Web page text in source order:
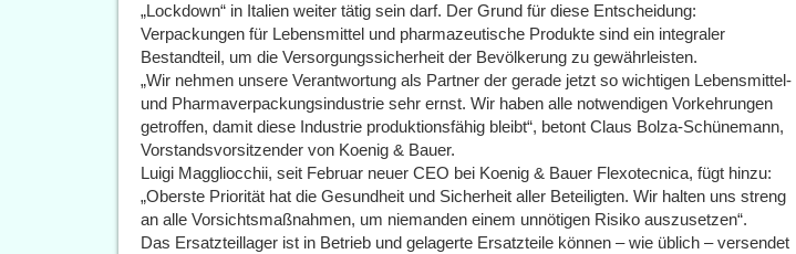
„Lockdown“ in Italien weiter tätig sein darf. Der Grund für diese Entscheidung:
Verpackungen für Lebensmittel und pharmazeutische Produkte sind ein integraler
Bestandteil, um die Versorgungssicherheit der Bevölkerung zu gewährleisten.
„Wir nehmen unsere Verantwortung als Partner der gerade jetzt so wichtigen Lebensmittel-
und Pharmaverpackungsindustrie sehr ernst. Wir haben alle notwendigen Vorkehrungen
getroffen, damit diese Industrie produktionsfähig bleibt“, betont Claus Bolza-Schünemann,
Vorstandsvorsitzender von Koenig & Bauer.
Luigi Maggliocchii, seit Februar neuer CEO bei Koenig & Bauer Flexotecnica, fügt hinzu:
„Oberste Priorität hat die Gesundheit und Sicherheit aller Beteiligten. Wir halten uns streng
an alle Vorsichtsmaßnahmen, um niemanden einem unnötigen Risiko auszusetzen“.
Das Ersatzteillager ist in Betrieb und gelagerte Ersatzteile können – wie üblich – versendet